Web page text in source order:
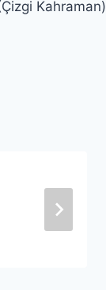
Kahraman)